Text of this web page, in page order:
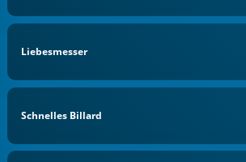
Liebesmesser
Schnelles Billard